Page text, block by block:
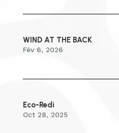
WIND AT THE BACK
Fév 6, 2026
Eco-Redi
Oct 28, 2025